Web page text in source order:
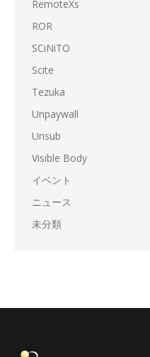
RemoteXs
ROR
SCiNiTO
Scite
Tezuka
Unpaywall
Unsub
Visible Body
イベント
ニュース
未分類